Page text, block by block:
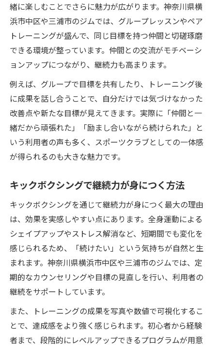
緒に楽しむことでさらに魅力が広がります。神奈川県横
浜市中区や三浦市のジムでは、グループレッスンやペア
トレーニングが盛んで、同じ目標を持つ仲間と切磋琢磨
できる環境が整っています。仲間との交流がモチベーシ
ョンアップにつながり、継続力も高まります。
例えば、グループで目標を共有したり、トレーニング後
に成果を話し合うことで、自分だけでは気づけなかった
改善点や新たな目標が見えてきます。実際に「仲間と一
緒だから頑張れた」「励まし合いながら続けられた」と
いう利用者の声も多く、スポーツクラブとしての一体感
が得られるのも大きな魅力です。
キックボクシングで継続力が身につく方法
キックボクシングを通じて継続力が身につく最大の理由
は、効果を実感しやすい点にあります。全身運動による
シェイプアップやストレス解消など、短期間でも変化を
感じられるため、「続けたい」という気持ちが自然と生
まれます。神奈川県横浜市中区や三浦市のジムでは、定
期的なカウンセリングや目標の見直しを行い、利用者の
継続をサポートしています。
また、トレーニングの成果を写真や数値で可視化するこ
とで、達成感をより強く感じられます。初心者から経験
者まで、段階的にレベルアップできるプログラムが用意